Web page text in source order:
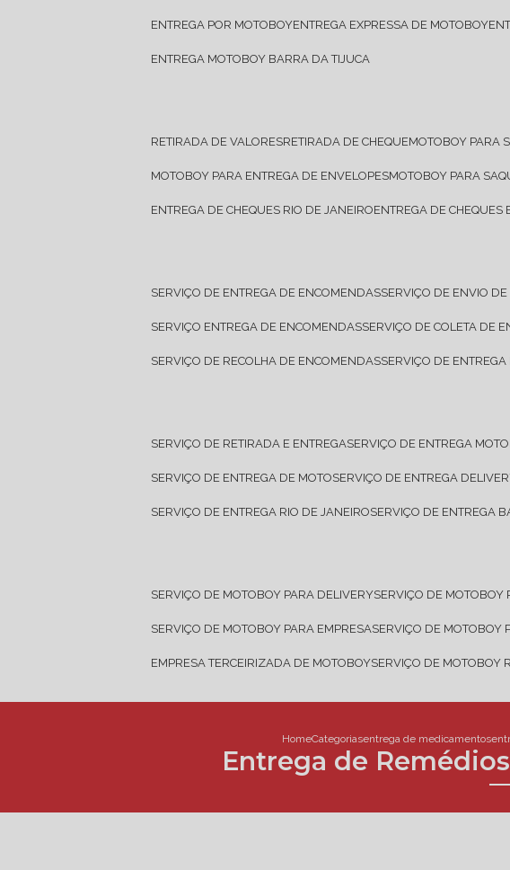
ENTREGA POR MOTOBOY ENTREGA EXPRESSA DE MOTOBOY
ENTREGA MOTOBOY BARRA DA TIJUCA
RETIRADA DE VALORES RETIRADA DE CHEQUE MOTOBOY PARA
MOTOBOY PARA ENTREGA DE ENVELOPES MOTOBOY PARA
ENTREGA DE CHEQUES RIO DE JANEIRO ENTREGA DE
SERVIÇO DE ENTREGA DE ENCOMENDAS SERVIÇO DE ENVIO
SERVIÇO ENTREGA DE ENCOMENDAS SERVIÇO DE COLETA DE
SERVIÇO DE RECOLHA DE ENCOMENDAS SERVIÇO DE
SERVIÇO DE RETIRADA E ENTREGA SERVIÇO DE ENTREGA
SERVIÇO DE ENTREGA DE MOTO SERVIÇO DE ENTREGA
SERVIÇO DE ENTREGA RIO DE JANEIRO SERVIÇO DE ENTREGA
SERVIÇO DE MOTOBOY PARA DELIVERY SERVIÇO DE
SERVIÇO DE MOTOBOY PARA EMPRESA SERVIÇO DE MOTOBOY
EMPRESA TERCEIRIZADA DE MOTOBOY SERVIÇO DE MOTOBOY
HomeCategoriasentrega de medicamentos
Entrega de